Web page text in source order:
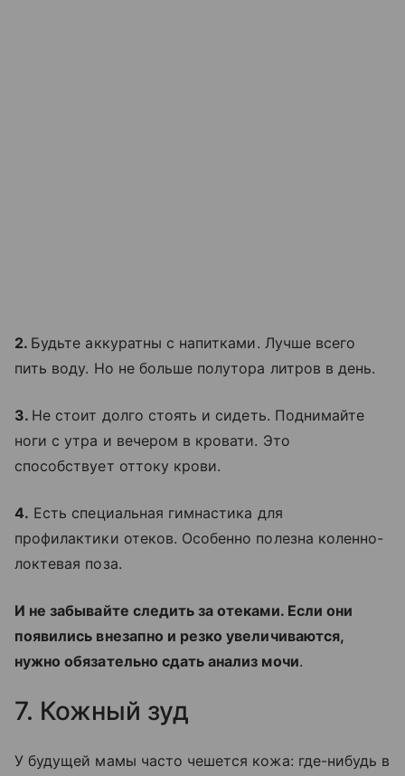
2. Будьте аккуратны с напитками. Лучше всего
пить воду. Но не больше полутора литров в день.
3. Не стоит долго стоять и сидеть. Поднимайте
ноги с утра и вечером в кровати. Это
способствует оттоку крови.
4. Есть специальная гимнастика для
профилактики отеков. Особенно полезна коленно-
локтевая поза.
И не забывайте следить за отеками. Если они
появились внезапно и резко увеличиваются,
нужно обязательно сдать анализ мочи.
7. Кожный зуд
У будущей мамы часто чешется кожа: где-нибудь в